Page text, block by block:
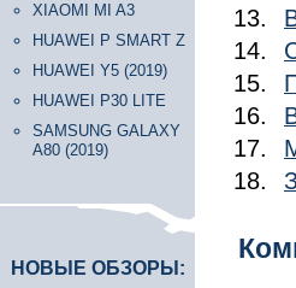
XIAOMI MI A3
HUAWEI P SMART Z
HUAWEI Y5 (2019)
HUAWEI P30 LITE
SAMSUNG GALAXY
A80 (2019)
НОВЫЕ ОБЗОРЫ: